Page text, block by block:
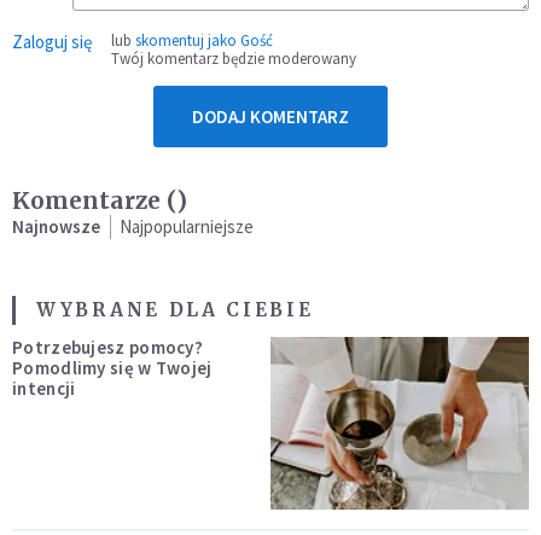
Zaloguj się lub skomentuj jako Gość
Twój komentarz będzie moderowany
DODAJ KOMENTARZ
Komentarze ()
Najnowsze Najpopularniejsze
WYBRANE DLA CIEBIE
Potrzebujesz pomocy?
Pomodlimy się w Twojej
intencji